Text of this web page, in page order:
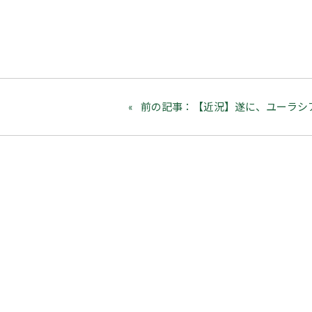
前の記事：【近況】遂に、ユーラシ